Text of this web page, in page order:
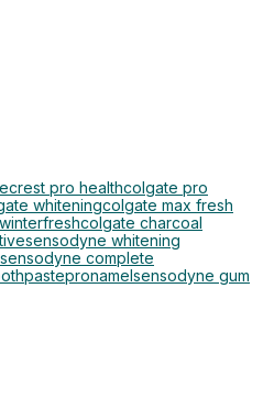
crest pro healthcolgate pro
whiteningcolgate max fresh
colgate charcoal
sensodyne whitening
sensodyne complete
pronamelsensodyne gum